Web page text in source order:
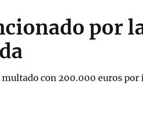
por
con 200.000 euros